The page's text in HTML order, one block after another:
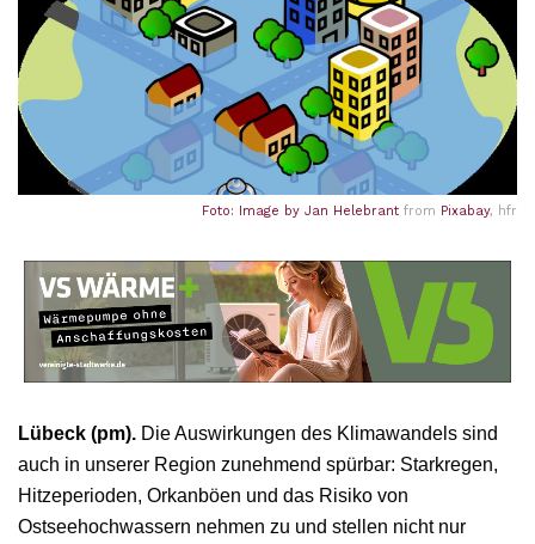
Foto: Image by Jan Helebrant from Pixabay, hfr
Lübeck (pm). Die Auswirkungen des Klimawandels sind
auch in unserer Region zunehmend spürbar: Starkregen,
Hitzeperioden, Orkanböen und das Risiko von
Ostseehochwassern nehmen zu und stellen nicht nur